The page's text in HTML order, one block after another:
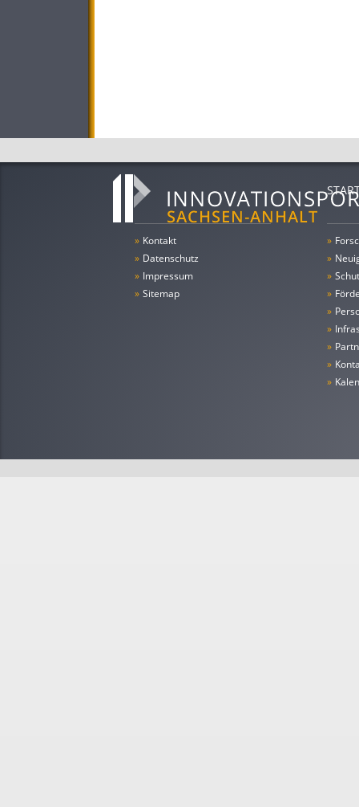
» Kontakt
» Datenschutz
» Impressum
» Sitemap
»
»
»
»
»
»
»
»
»